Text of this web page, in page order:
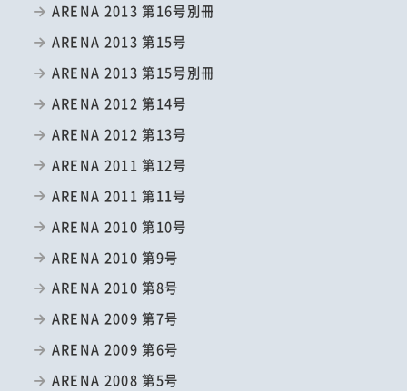
ARENA 2013 第16号別冊
ARENA 2013 第15号
ARENA 2013 第15号別冊
ARENA 2012 第14号
ARENA 2012 第13号
ARENA 2011 第12号
ARENA 2011 第11号
ARENA 2010 第10号
ARENA 2010 第9号
ARENA 2010 第8号
ARENA 2009 第7号
ARENA 2009 第6号
ARENA 2008 第5号